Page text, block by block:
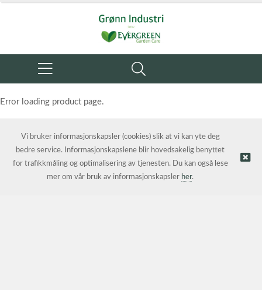
Error loading product page.
© Grønn Industri AS | Nettbutikk levert avKréatif AS
Vi bruker informasjonskapsler (cookies) slik at vi kan yte deg
bedre service. Informasjonskapslene blir hovedsakelig benyttet
for trafikkmåling og optimalisering av tjenesten. Du kan også lese
mer om vår bruk av informasjonskapsler her.